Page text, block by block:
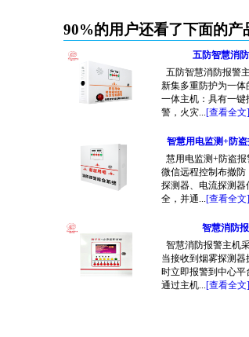
90%的用户还看了下面的产
五防智慧消
五防智慧消防报警
新集多重防护为一体
一体主机：具有一键
警，火灾...[查看全文]
智慧用电监测+防
慧用电监测+防盗
微信远程控制布撤防
探测器、电流探测器
全，并通...[查看全文]
智慧消防
智慧消防报警主机
当接收到烟雾探测
时立即报警到中心
通过主机...[查看全文]